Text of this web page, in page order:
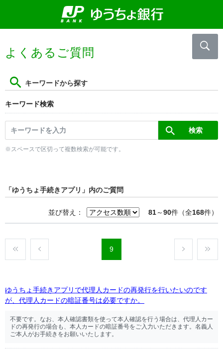
よくあるご質問
キーワードから探す
キーワード検索
※スペースで区切って複数検索が可能です。
「ゆうちょ手続きアプリ」内のご質問
並び替え： 81～90件（全168件）
9
ゆうちょ手続きアプリで代理人カードの再発行を行いたいのです
が、代理人カードの暗証番号は必要ですか。
不要です。なお、本人確認書類を使って本人確認を行う場合は、代理人カー
ドの再発行の場合も、本人カードの暗証番号をご入力いただきます。名義人
ご本人がお手続きをお願いいたします。